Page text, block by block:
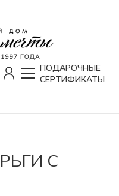
ПОДАРОЧНЫЕ
СЕРТИФИКАТЫ
С